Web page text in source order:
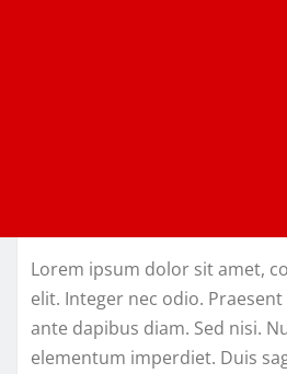
Lorem ipsum dolor sit amet,
elit. Integer nec odio.
ante dapibus diam. Sed nisi.
elementum imperdiet. Duis